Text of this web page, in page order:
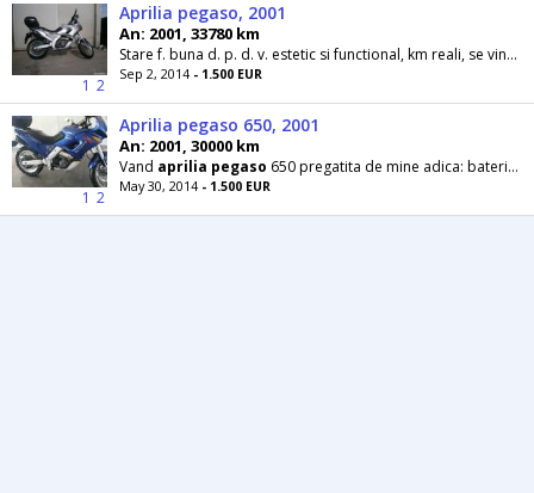
1 2
Aprilia pegaso, 2001
An: 2001, 33780 km
Stare f. buna d. p. d. v. estetic si functional, km reali, se vinde cu top case si casca open face. Pret usor negociabil
Sep 2, 2014 - 1.500 EUR
1 2
Aprilia pegaso 650, 2001
An: 2001, 30000 km
Vand aprilia pegaso 650 pregatita de mine adica: baterie noua, cauciucuri noi metzeler tourance
May 30, 2014 - 1.500 EUR